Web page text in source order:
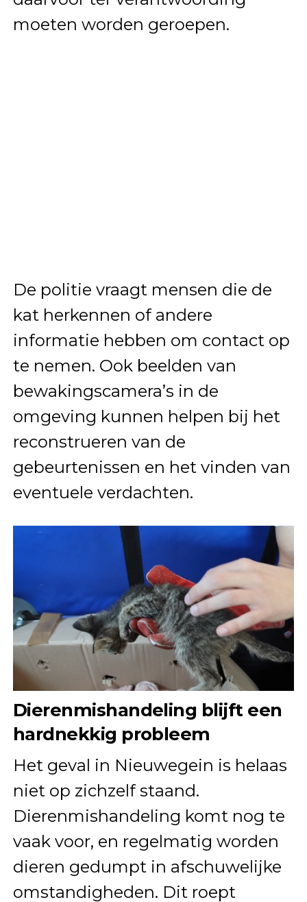
moeten worden geroepen.
De politie vraagt mensen die de
kat herkennen of andere
informatie hebben om contact op
te nemen. Ook beelden van
bewakingscamera’s in de
omgeving kunnen helpen bij het
reconstrueren van de
gebeurtenissen en het vinden van
eventuele verdachten.
Dierenmishandeling blijft een
hardnekkig probleem
Het geval in Nieuwegein is helaas
niet op zichzelf staand.
Dierenmishandeling komt nog te
vaak voor, en regelmatig worden
dieren gedumpt in afschuwelijke
omstandigheden. Dit roept